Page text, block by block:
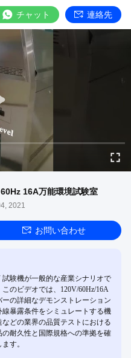
チャット 連絡先
16A万能環境試験室
2021
お問い合わせ
験機が一般的な産業シナリオで
のビデオでは、120V/60Hz/16A
の詳細なデモンストレーション
暴露条件をシミュレートする機
どの業界の品質テストにおける
耐久性と国際規格への準拠を確
す。